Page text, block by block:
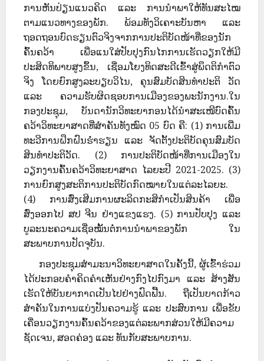
ການຫັນປ່ຽນແນວຄິດ ແລະ ການນໍາພາໃຫ້ທັນສະໄໝ
ຕາມແນວທາງຂອງພັກ. ພ້ອມທັງວິເຄາະບັນຫາ ແລະ
ຖອດຖອນບົດຮຽນຕົວຈິງຈາກການປະຕິບັດໜ້າທີ່ຂອງນັກ
ຄົ້ນຄວ້າ ເພື່ອແນໃສ່ປັບປຸງກົນໄກການເຮັດວຽກໃຫ້ມີ
ປະສິດທິພາບສູງຂຶ້ນ, ເຊື່ອມໂຍງທິດສະດີເຂົ້າສູ່ພຶດຕິກຳຕົວ
ຈິງ ໂດຍຍົກສູງລະບຽບວິໄນ, ຄຸນສົມບັດສິນທຳປະຕິ ວັດ
ແລະ ຄວາມຮັບຜິດຊອບການເມືອງຂອງພະນັກງານ.ໃນ
ກອງປະຊຸມ, ບັນດານັກວິທະຍາກອນໄດ້ນໍາສະເໜີບົດຄົ້ນ
ຄວ້າວິທະຍາສາດທີ່ສຳຄັນທັງໝົດ 05 ບົດ ຄື: (1) ການເພີ່ມ
ທະວີການຝຶກຝົນຮໍ່າຮຽນ ແລະ ຈັດຕັ້ງປະຕິບັດຄຸນສົມບັດ
ສິນທຳປະຕິວັດ. (2) ການປະຕິບັດໜ້າທີ່ການເມືອງໃນ
ວຽກງານຄົ້ນຄວ້າວິທະຍາສາດ ໄລຍະປີ 2021-2025. (3)
ການຍົກສູງສະຕິການປະຕິບັດກົດໝາຍໃນແຕ່ລະໄລຍະ.
(4) ການສົ່ງເສີມການຜະລິດກະສິກໍາເປັນສິນຄ້າ ເພື່ອ
ສົ່ງອອກໄປ ສປ ຈີນ ຢ່າງແຂງແຮງ. (5) ການປັບປຸງ ແລະ
ບູລະນະຄວາມເຊື່ອໝັ້ນຕໍ່ການນໍາພາຂອງພັກ ໃນ
ສະພາບການປັດຈຸບັນ.
​ ກອງປະຊຸມສຳມະນາວິທະຍາສາດໃນຄັ້ງນີ້, ຜູ້ເຂົ້າຮ່ວມ
ໄດ້ປະກອບຄຳຄິດຄຳເຫັນຢ່າງກົງໄປກົງມາ ແລະ ສ້າງສັນ
ເຮັດໃຫ້ບັນຍາກາດເປັນໄປຢ່າງຟົດຟື້ນ. ຖືເປັນບາດກ້າວ
ສຳຄັນໃນການແບ່ງປັນຄວາມຮູ້ ແລະ ປະສົບການ ເພື່ອຂັບ
ເຄື່ອນວຽກງານຄົ້ນຄວ້າຂອງແຕ່ລະພາກສ່ວນໃຫ້ມີຄວາມ
ຊັດເຈນ, ສອດຄ່ອງ ແລະ ທັນກັບສະພາບການ.